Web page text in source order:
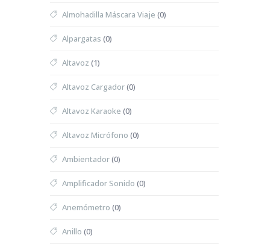
Almohadilla Máscara Viaje (0)
Alpargatas (0)
Altavoz (1)
Altavoz Cargador(0)
Altavoz Karaoke (0)
Altavoz Micrófono (0)
Ambientador(0)
Amplificador Sonido (0)
Anemómetro (0)
Anillo (0)